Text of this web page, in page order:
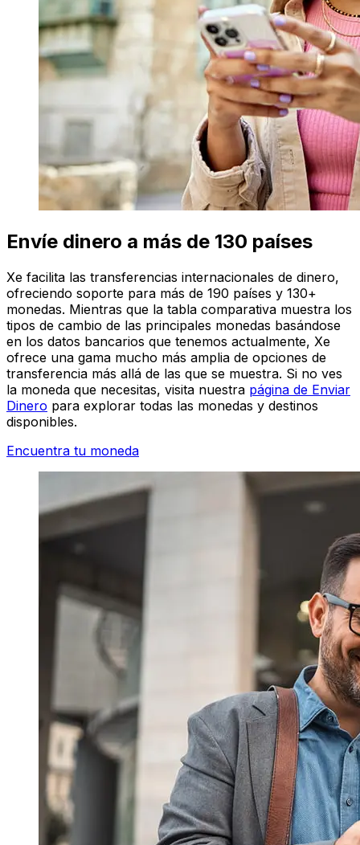
Envíe dinero a más de 130 países
Xe facilita las transferencias internacionales de dinero,
ofreciendo soporte para más de 190 países y 130+
monedas. Mientras que la tabla comparativa muestra los
tipos de cambio de las principales monedas basándose
en los datos bancarios que tenemos actualmente, Xe
ofrece una gama mucho más amplia de opciones de
transferencia más allá de las que se muestra. Si no ves
la moneda que necesitas, visita nuestra página de Enviar
Dinero para explorar todas las monedas y destinos
disponibles.
Encuentra tu moneda